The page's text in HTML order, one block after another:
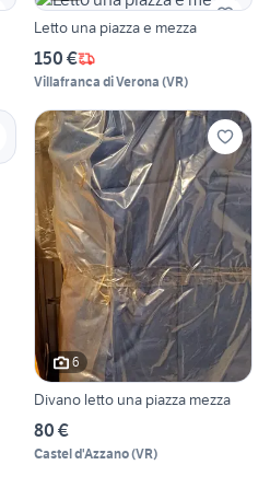
Letto una piazza e mezza
150 €
Villafranca di Verona (VR)
6
Divano letto una piazza mezza
80 €
Castel d'Azzano(VR)